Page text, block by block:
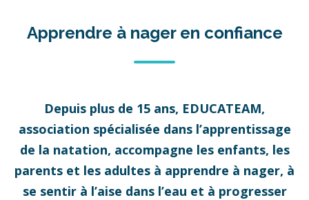
Apprendre à nager en confiance
Depuis plus de 15 ans, EDUCATEAM,
association spécialisée dans l’apprentissage
de la natation, accompagne les enfants, les
parents et les adultes à apprendre à nager, à
se sentir à l’aise dans l’eau et à progresser